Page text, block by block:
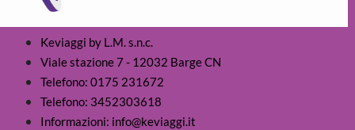
Keviaggi by L.M. s.n.c.
Viale stazione 7 - 12032 Barge CN
Telefono: 0175 231672
Telefono: 3452303618
Informazioni: info@keviaggi.it